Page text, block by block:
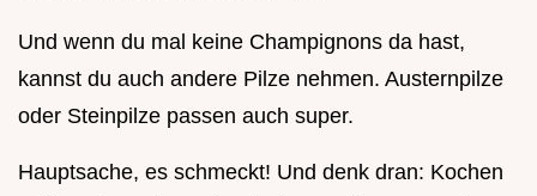
Und wenn du mal keine Champignons da hast,
kannst du auch andere Pilze nehmen. Austernpilze
oder Steinpilze passen auch super.
Hauptsache, es schmeckt! Und denk dran: Kochen